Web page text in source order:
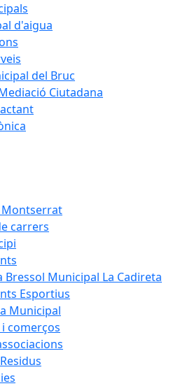
d'aigua
del Bruc
Ciutadana
Montserrat
carrers
Bressol Municipal La Cadireta
Esportius
Municipal
comerços